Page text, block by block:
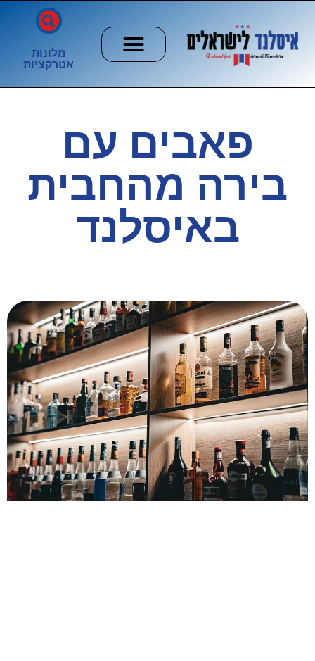
מלונות
אטרקציות
פאבים עם
בירה מהחבית
באיסלנד